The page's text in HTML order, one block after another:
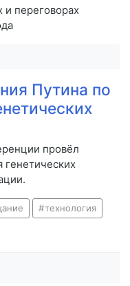
и переговорах
Путина по
провёл
генетических
технология